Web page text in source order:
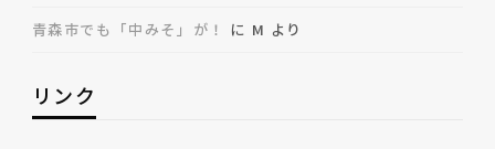
青森市でも「中みそ」が！ に M より
リンク